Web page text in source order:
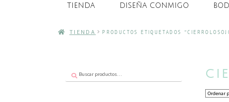
TIENDA DISEÑA CONMIGO
TIENDA PRODUCTOS ETIQUETADOS
por: